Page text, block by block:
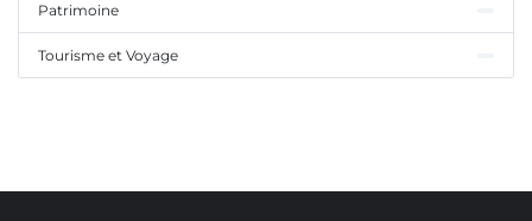
Patrimoine
Tourisme et Voyage